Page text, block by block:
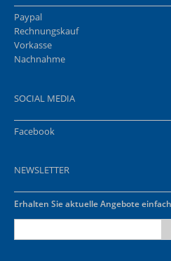
Paypal
Rechnungskauf
Vorkasse
Nachnahme
SOCIAL MEDIA
Facebook
NEWSLETTER
Erhalten Sie aktuelle Angebote